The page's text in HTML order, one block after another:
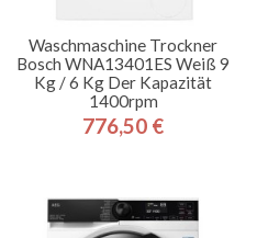
Waschmaschine Trockner
Bosch WNA13401ES Weiß 9
Kg / 6 Kg Der Kapazität
1400rpm
Preis
776,50 €